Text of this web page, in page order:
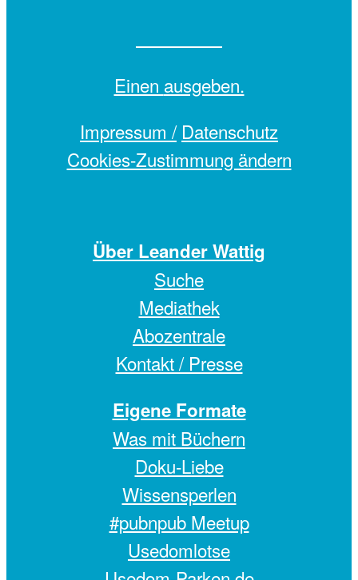
Einen ausgeben.
Impressum / Datenschutz
Cookies-Zustimmung ändern
Über Leander Wattig
Suche
Mediathek
Abozentrale
Kontakt / Presse
Eigene Formate
Was mit Büchern
Doku-Liebe
Wissensperlen
#pubnpub Meetup
Usedomlotse